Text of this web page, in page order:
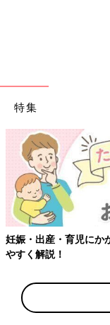
特集
【ワクチン接種できる